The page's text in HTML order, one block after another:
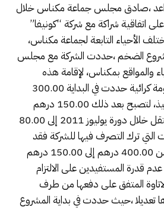
،صادق مجلس جماعة مكناس خلال
دورة شهر أبريل 2004 على اتفاقية شراكة مع شركة “كونيفا”
الأحياء التابعة لجماعة مكناس،
الضخم ،حددت الشركة مع مجلس
والمواقع بمكناس، لإقامة هذه
الأسواق النموذجية بسومة كرائية حددت في البداية 300.00
درهم شهريا لكل مستفيذ، لتصبح بعد ذلك 150.00 درهم
{دورة أبريل 2006} لتنتقل خلال دورة يوليوز 2011 إلى 80.00
التي ترك التصرف فيها للشركة فقد
عرفت بدورها انخفاظا من 400.00 درهم إلى 150.00 درهم
قدرة المستفيدين على الالتزام
الاتاوة المتفق على دفعها من طرف
تعديلا ،حيث حددت في بداية المشروع